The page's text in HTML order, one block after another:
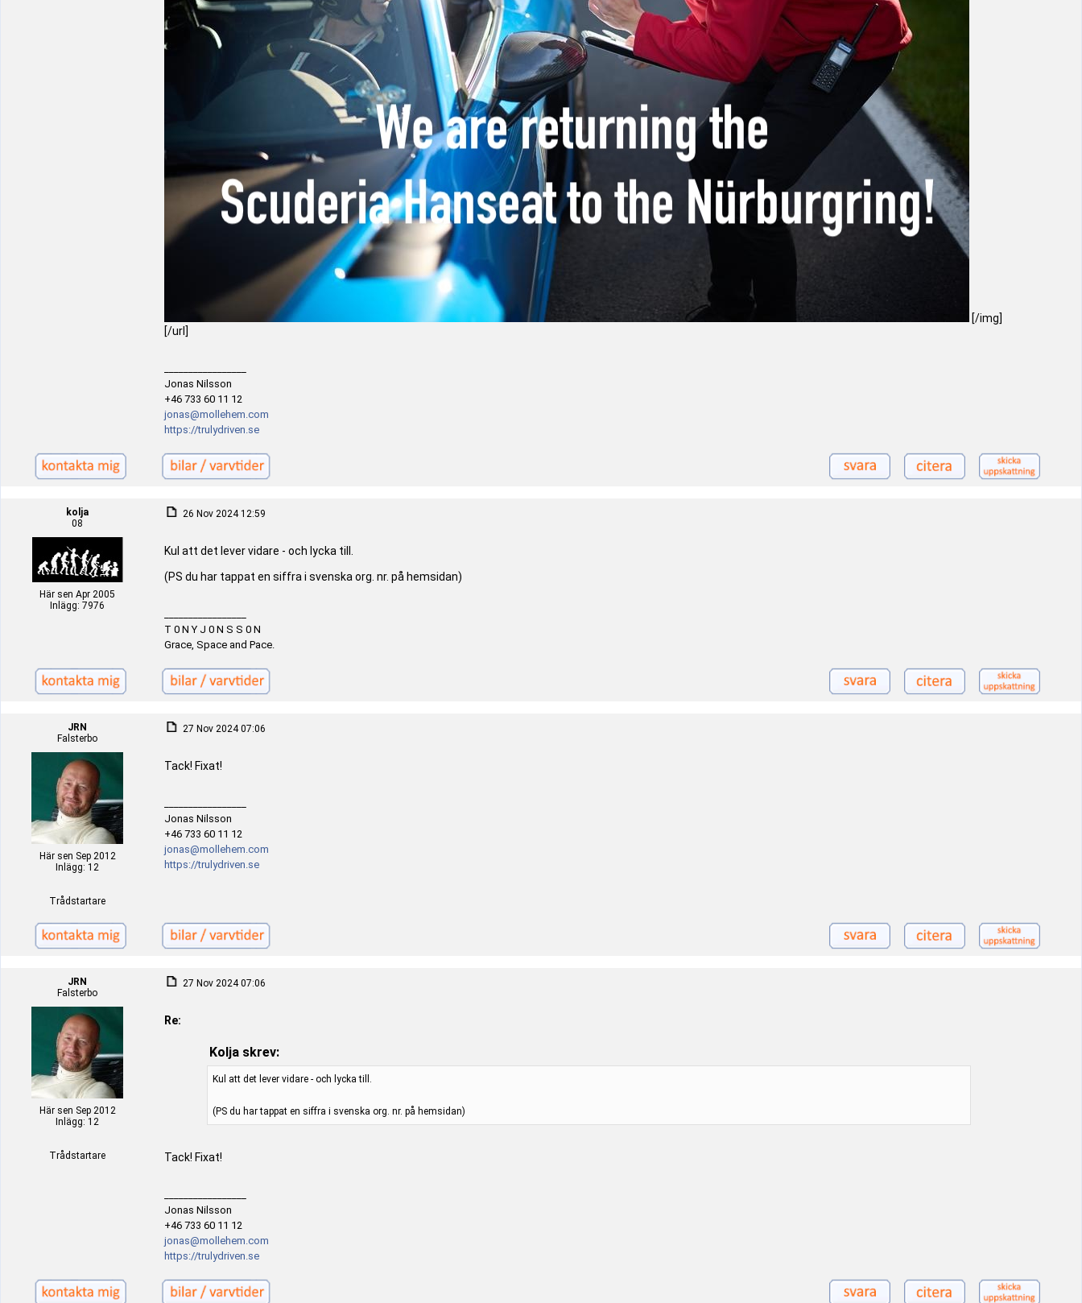
[/img]
[/url]
Jonas Nilsson
+46 733 60 11 12
jonas@mollehem.com
https://trulydriven.se
kolja
08
Här sen Apr 2005
Inlägg: 7976
26 Nov 2024 12:59
Kul att det lever vidare - och lycka till.
(PS du har tappat en siffra i svenska org. nr. på hemsidan)
T 0 N Y J 0 N S S 0 N
Grace, Space and Pace.
JRN
Falsterbo
Här sen Sep 2012
Inlägg: 12
Trådstartare
27 Nov 2024 07:06
Tack! Fixat!
Jonas Nilsson
+46 733 60 11 12
jonas@mollehem.com
https://trulydriven.se
JRN
Falsterbo
Här sen Sep 2012
Inlägg: 12
Trådstartare
27 Nov 2024 07:06
Re:
Kolja skrev:
Kul att det lever vidare - och lycka till.
(PS du har tappat en siffra i svenska org. nr. på hemsidan)
Tack! Fixat!
Jonas Nilsson
+46 733 60 11 12
jonas@mollehem.com
https://trulydriven.se